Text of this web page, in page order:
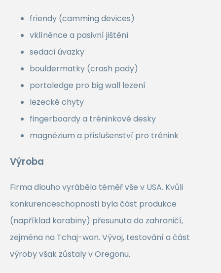
friendy (camming devices)
vklíněnce a pasivní jištění
sedací úvazky
bouldermatky (crash pady)
portaledge pro big wall lezení
lezecké chyty
fingerboardy a tréninkové desky
magnézium a příslušenství pro trénink
Výroba
Firma dlouho vyráběla téměř vše v USA. Kvůli
konkurenceschopnosti byla část produkce
(například karabiny) přesunuta do zahraničí,
zejména na Tchaj-wan. Vývoj, testování a část
výroby však zůstaly v Oregonu.